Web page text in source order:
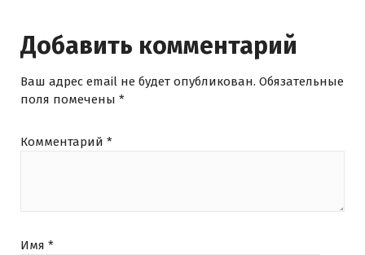
Добавить комментарий
Ваш адрес email не будет опубликован. Обязательные
поля помечены *
Комментарий *
Имя *